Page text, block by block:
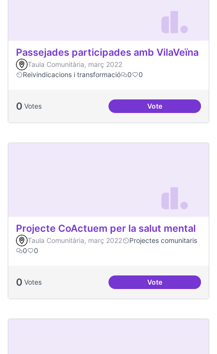
Passejades participades amb VilaVeïna
Taula Comunitària, març 2022
Reivindicacions i transformació
0 0
0 Votes VotePassejades
Projecte CoActuem per la salut mental
Taula Comunitària, març 2022
Projectes comunitaris
0
0
0 Votes VoteProjecte